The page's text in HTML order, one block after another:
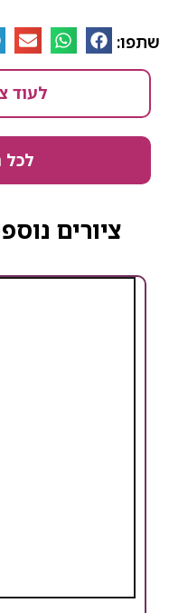
שתפו:
לעוד
לכל
ציורים